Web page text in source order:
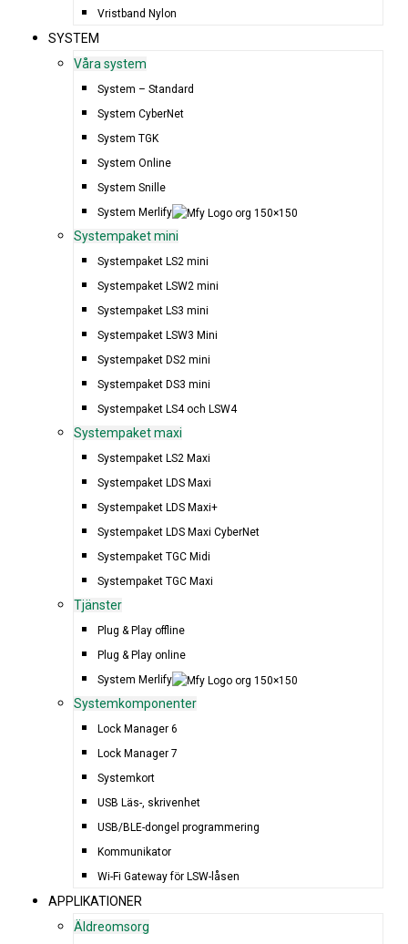
Vristband Nylon
SYSTEM
Våra system
System – Standard
System CyberNet
System TGK
System Online
System Snille
System Merlify
Systempaket mini
Systempaket LS2 mini
Systempaket LSW2 mini
Systempaket LS3 mini
Systempaket LSW3 Mini
Systempaket DS2 mini
Systempaket DS3 mini
Systempaket LS4 och LSW4
Systempaket maxi
Systempaket LS2 Maxi
Systempaket LDS Maxi
Systempaket LDS Maxi+
Systempaket LDS Maxi CyberNet
Systempaket TGC Midi
Systempaket TGC Maxi
Tjänster
Plug & Play offline
Plug & Play online
System Merlify
Systemkomponenter
Lock Manager 6
Lock Manager 7
Systemkort
USB Läs-, skrivenhet
USB/BLE-dongel programmering
Kommunikator
Wi-Fi Gateway för LSW-låsen
APPLIKATIONER
Äldreomsorg